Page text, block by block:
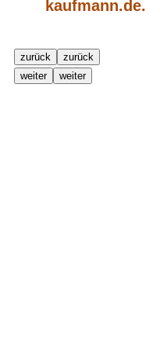
kaufmann.de.
zurück
zurück
weiter
weiter